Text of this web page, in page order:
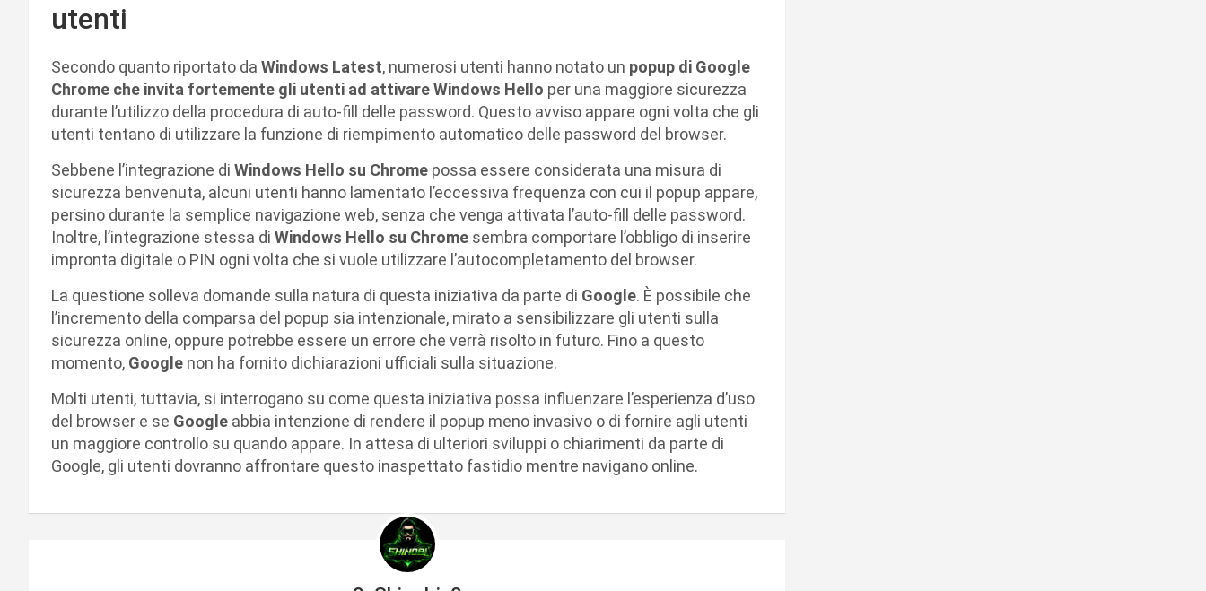
utenti
Secondo quanto riportato da Windows Latest, numerosi utenti hanno notato un popup di Google
Chrome che invita fortemente gli utenti ad attivare Windows Hello per una maggiore sicurezza
durante l’utilizzo della procedura di auto-fill delle password. Questo avviso appare ogni volta che gli
utenti tentano di utilizzare la funzione di riempimento automatico delle password del browser.
Sebbene l’integrazione di Windows Hello su Chrome possa essere considerata una misura di
sicurezza benvenuta, alcuni utenti hanno lamentato l’eccessiva frequenza con cui il popup appare,
persino durante la semplice navigazione web, senza che venga attivata l’auto-fill delle password.
Inoltre, l’integrazione stessa di Windows Hello su Chrome sembra comportare l’obbligo di inserire
impronta digitale o PIN ogni volta che si vuole utilizzare l’autocompletamento del browser.
La questione solleva domande sulla natura di questa iniziativa da parte di Google. È possibile che
l’incremento della comparsa del popup sia intenzionale, mirato a sensibilizzare gli utenti sulla
sicurezza online, oppure potrebbe essere un errore che verrà risolto in futuro. Fino a questo
momento, Google non ha fornito dichiarazioni ufficiali sulla situazione.
Molti utenti, tuttavia, si interrogano su come questa iniziativa possa influenzare l’esperienza d’uso
del browser e se Google abbia intenzione di rendere il popup meno invasivo o di fornire agli utenti
un maggiore controllo su quando appare. In attesa di ulteriori sviluppi o chiarimenti da parte di
Google, gli utenti dovranno affrontare questo inaspettato fastidio mentre navigano online.